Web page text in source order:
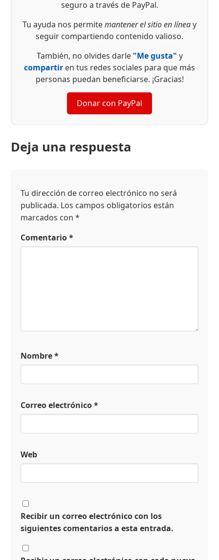
seguro a través de PayPal.
Tu ayuda nos permitemantener el sitio en líneay
seguir compartiendo contenido valioso.
También, no olvides darle "Me gusta" y
compartir en tus redes sociales para que más
personas puedan beneficiarse. ¡Gracias!
Donar con PayPal
Deja una respuesta
Tu dirección de correo electrónico no será
publicada. Los campos obligatorios están
marcados con*
Comentario*
Nombre*
Correo electrónico*
Web
Recibir un correo electrónico con los
siguientes comentarios a esta entrada.